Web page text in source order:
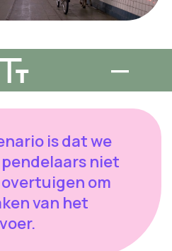
is dat we
niet
om
van het